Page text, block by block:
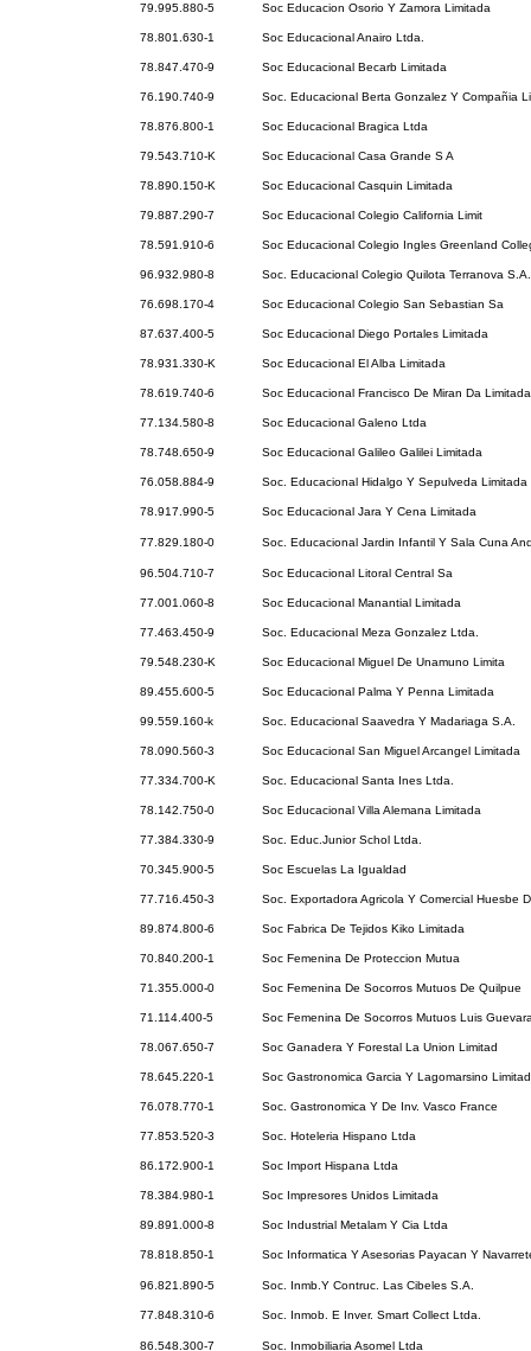
79.995.880-5 Soc Educacion Osorio Y Zamora Limitada
78.801.630-1 Soc Educacional Anairo Ltda.
78.847.470-9 Soc Educacional Becarb Limitada
76.190.740-9 Soc. Educacional Berta Gonzalez Y Compañia
78.876.800-1 Soc Educacional Bragica Ltda
79.543.710-K Soc Educacional Casa Grande S A
78.890.150-K Soc Educacional Casquin Limitada
79.887.290-7 Soc Educacional Colegio California Limit
78.591.910-6 Soc Educacional Colegio Ingles Greenland
96.932.980-8 Soc. Educacional Colegio Quilota Terranova S.A.
76.698.170-4 Soc Educacional Colegio San Sebastian Sa
87.637.400-5 Soc Educacional Diego Portales Limitada
78.931.330-K Soc Educacional El Alba Limitada
78.619.740-6 Soc Educacional Francisco De Miran Da Limitada
77.134.580-8 Soc Educacional Galeno Ltda
78.748.650-9 Soc Educacional Galileo Galilei Limitada
76.058.884-9 Soc. Educacional Hidalgo Y Sepulveda Limitada
78.917.990-5 Soc Educacional Jara Y Cena Limitada
77.829.180-0 Soc. Educacional Jardin Infantil Y Sala Cuna
96.504.710-7 Soc Educacional Litoral Central Sa
77.001.060-8 Soc Educacional Manantial Limitada
77.463.450-9 Soc. Educacional Meza Gonzalez Ltda.
79.548.230-K Soc Educacional Miguel De Unamuno Limita
89.455.600-5 Soc Educacional Palma Y Penna Limitada
99.559.160-k Soc. Educacional Saavedra Y Madariaga S.A.
78.090.560-3 Soc Educacional San Miguel Arcangel Limitada
77.334.700-K Soc. Educacional Santa Ines Ltda.
78.142.750-0 Soc Educacional Villa Alemana Limitada
77.384.330-9 Soc. Educ.Junior Schol Ltda.
70.345.900-5 Soc Escuelas La Igualdad
77.716.450-3 Soc. Exportadora Agricola Y Comercial Huesbe
89.874.800-6 Soc Fabrica De Tejidos Kiko Limitada
70.840.200-1 Soc Femenina De Proteccion Mutua
71.355.000-0 Soc Femenina De Socorros Mutuos De Quilpue
71.114.400-5 Soc Femenina De Socorros Mutuos Luis
78.067.650-7 Soc Ganadera Y Forestal La Union Limitad
78.645.220-1 Soc Gastronomica Garcia Y Lagomarsino
76.078.770-1 Soc. Gastronomica Y De Inv. Vasco France
77.853.520-3 Soc. Hoteleria Hispano Ltda
86.172.900-1 Soc Import Hispana Ltda
78.384.980-1 Soc Impresores Unidos Limitada
89.891.000-8 Soc Industrial Metalam Y Cia Ltda
78.818.850-1 Soc Informatica Y Asesorias Payacan Y
96.821.890-5 Soc. Inmb.Y Contruc. Las Cibeles S.A.
77.848.310-6 Soc. Inmob. E Inver. Smart Collect Ltda.
86.548.300-7 Soc. Inmobiliaria Asomel Ltda